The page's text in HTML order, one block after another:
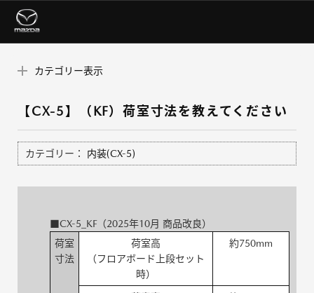
カテゴリー表示
【CX-5】（KF）荷室寸法を教えてください
カテゴリー： 内装(CX-5)
■CX-5_KF（2025年10月 商品改良）
荷室
寸法
荷室高
（フロアボード上段セット
時）
約750mm